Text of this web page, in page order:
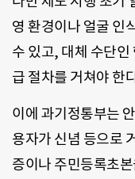
영 환경이나 얼굴 인
수 있고, 대체 수단
급 절차를 거쳐야 한
이에 과기정통부는
용자가 신념 등으로
증이나 주민등록초